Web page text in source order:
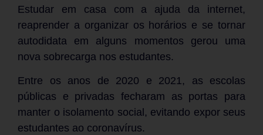
Estudar em casa com a ajuda da internet,
reaprender a organizar os horários e se tornar
autodidata em alguns momentos gerou uma
nova sobrecarga nos estudantes.
Entre os anos de 2020 e 2021, as escolas
públicas e privadas fecharam as portas para
manter o isolamento social, evitando expor seus
estudantes ao coronavírus.